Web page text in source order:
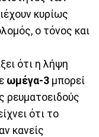
κυρίως
ο τόνος και
ότι η λήψη
ωμέγα-3 μπορεί
ρευματοειδούς
ότι το
κανείς